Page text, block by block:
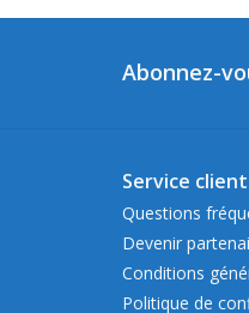
Abonnez-
Service client
Questions
Devenir
Conditions
Politique de